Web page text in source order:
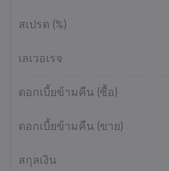
Emma Rose
Overheating, U.S. Trade Policy
สเปรด (%)
เลเวอเรจ
ดอกเบี้ยข้ามคืน (ซื้อ)
ดอกเบี้ยข้ามคืน (ขาย)
สกุลเงิน